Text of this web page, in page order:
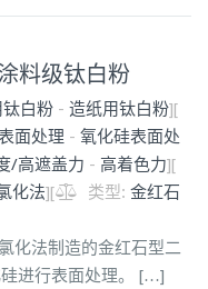
料级钛白粉
白粉 - 造纸用钛白粉][
面处理 - 氧化硅表面处
/高遮盖力 - 高着色力][
化法][ 类型: 金红石
化法制造的金红石型二
进行表面处理。 […]